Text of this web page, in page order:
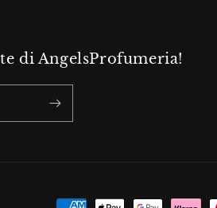
di AngelsProfumeria!